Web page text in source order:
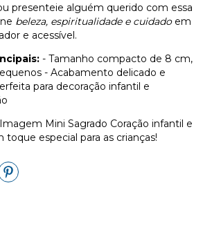
presenteie alguém querido com essa
beleza, espiritualidade e cuidadoem
e acessível.
- Tamanho compacto de 8 cm,
- Acabamento delicado e
para decoração infantil e
Mini Sagrado Coração infantil e
especial para as crianças!